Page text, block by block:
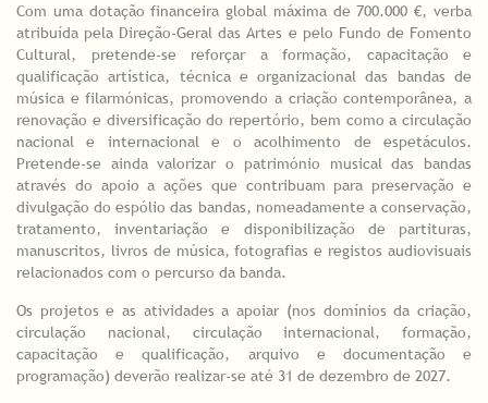
Com uma dotação financeira global máxima de 700.000 €, verba
atribuída pela Direção-Geral das Artes e pelo Fundo de Fomento
Cultural, pretende-se reforçar a formação, capacitação e
qualificação artística, técnica e organizacional das bandas de
música e filarmónicas, promovendo a criação contemporânea, a
renovação e diversificação do repertório, bem como a circulação
nacional e internacional e o acolhimento de espetáculos.
Pretende-se ainda valorizar o património musical das bandas
através do apoio a ações que contribuam para preservação e
divulgação do espólio das bandas, nomeadamente a conservação,
tratamento, inventariação e disponibilização de partituras,
manuscritos, livros de música, fotografias e registos audiovisuais
relacionados com o percurso da banda.
Os projetos e as atividades a apoiar (nos domínios da criação,
circulação nacional, circulação internacional, formação,
capacitação e qualificação, arquivo e documentação e
programação) deverão realizar-se até 31 de dezembro de 2027.